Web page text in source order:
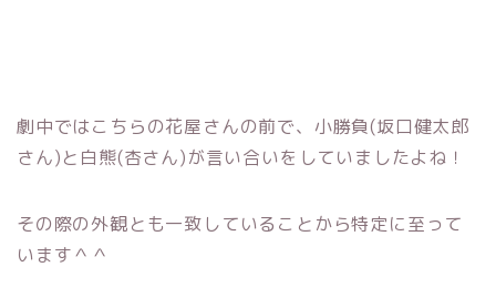
劇中ではこちらの花屋さんの前で、小勝負(坂口健太郎
さん)と白熊(杏さん)が言い合いをしていましたよね！
その際の外観とも一致していることから特定に至って
います＾＾